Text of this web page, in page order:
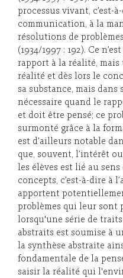
processus vivant, c’est-
communication, à la
résolutions de
(1934/1997 : 192). Ce
rapport à la réalité,
réalité et dès lors le
sa substance, mais
nécessaire quand le
et doit être pensé; ce
surmonté grâce à la
est d’ailleurs notable
que, souvent, l’intérêt
les élèves est lié au
concepts, c’est-à-dire à
apportent
problèmes qui leur sont
lorsqu'une série de
abstraits est soumise à
la synthèse abstraite
fondamentale de la
saisir la réalité qui